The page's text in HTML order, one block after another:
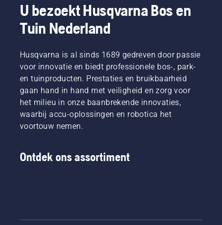
U bezoekt Husqvarna Bos en
Tuin Nederland
Husqvarna is al sinds 1689 gedreven door passie
voor innovatie en biedt professionele bos-, park-
en tuinproducten. Prestaties en bruikbaarheid
gaan hand in hand met veiligheid en zorg voor
het milieu in onze baanbrekende innovaties,
waarbij accu-oplossingen en robotica het
voortouw nemen.
Ontdek ons assortiment